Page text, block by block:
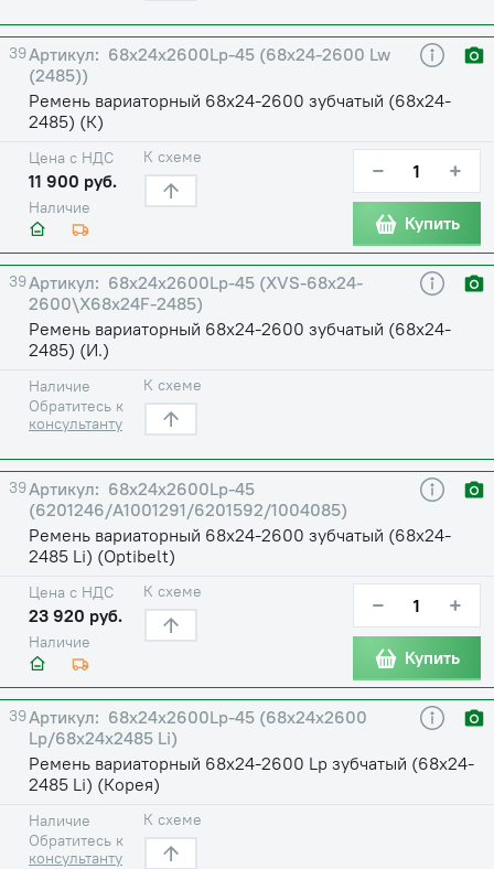
39
68х24х2600Lp-45 (68х24-2600 Lw
(2485))
Ремень вариаторный 68х24-2600 зубчатый (68х24-
2485) (К)
Наличие
Цена с НДС
11 900 руб.
К схеме − +
Купить
39
68х24х2600Lp-45 (XVS-68х24-
2600\X68х24F-2485)
Ремень вариаторный 68х24-2600 зубчатый (68х24-
2485) (И.)
Наличие
Обратитесь к
консультанту
К схеме
39
68х24х2600Lp-45
(6201246/A1001291/6201592/1004085)
Ремень вариаторный 68х24-2600 зубчатый (68х24-
2485 Li) (Optibelt)
Наличие
Цена с НДС
23 920 руб.
К схеме − +
Купить
39
68х24х2600Lp-45 (68х24х2600
Lp/68х24х2485 Li)
Ремень вариаторный 68х24-2600 Lp зубчатый (68х24-
2485 Li) (Корея)
Наличие
Обратитесь к
консультанту
К схеме